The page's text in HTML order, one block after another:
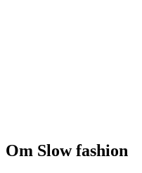
Om Slow fashion